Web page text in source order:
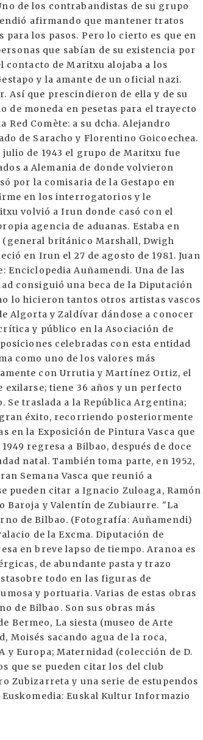
de los contrabandistas de su grupo
afirmando que mantener tratos
los pasos. Pero lo cierto es que en
que sabían de su existencia por
de Maritxu alojaba a los
y la amante de un oficial nazi.
Así que prescindieron de ella y de su
de moneda en pesetas para el trayecto
Red Comète: a su dcha. Alejandro
de Saracho y Florentino Goicoechea.
de 1943 el grupo de Maritxu fue
a Alemania de donde volvieron
por la comisaria de la Gestapo en
en los interrogatorios y le
volvió a Irun donde casó con el
agencia de aduanas. Estaba en
(general británico Marshall, Dwigh
en Irun el 27 de agosto de 1981. Juan
Enciclopedia Auñamendi. Una de las
consiguió una beca de la Diputación
lo hicieron tantos otros artistas vascos
Algorta y Zaldívar dándose a conocer
y público en la Asociación de
celebradas con esta entidad
como uno de los valores más
con Urrutia y Martínez Ortiz, el
tiene 36 años y un perfecto
traslada a la República Argentina;
éxito, recorriendo posteriormente
en la Exposición de Pintura Vasca que
regresa a Bilbao, después de doce
natal. También toma parte, en 1952,
Semana Vasca que reunió a
pueden citar a Ignacio Zuloaga, Ramón
Baroja y Valentín de Zubiaurre. "La
de Bilbao. (Fotografía: Auñamendi)
de la Excma. Diputación de
en breve lapso de tiempo. Aranoa es
de abundante pasta y trazo
todo en las figuras de
y portuaria. Varias de estas obras
de Bilbao. Son sus obras más
Bermeo, La siesta (museo de Arte
Moisés sacando agua de la roca,
y Europa; Maternidad (colección de D.
que se pueden citar los del club
Zubizarreta y una serie de estupendos
Euskomedia: Euskal Kultur Informazio